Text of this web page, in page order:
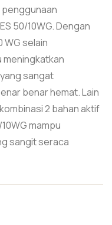
penggunaan
50/10WG. Dengan
WG selain
meningkatkan
sangat
benar hemat. Lain
2 bahan aktif
mampu
sangit seraca